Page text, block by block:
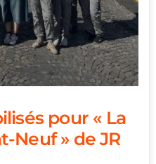
pour « La
Neuf » de JR